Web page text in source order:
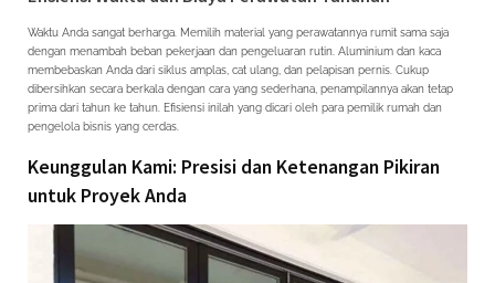
Waktu Anda sangat berharga. Memilih material yang perawatannya rumit sama saja
dengan menambah beban pekerjaan dan pengeluaran rutin. Aluminium dan kaca
membebaskan Anda dari siklus amplas, cat ulang, dan pelapisan pernis. Cukup
dibersihkan secara berkala dengan cara yang sederhana, penampilannya akan tetap
prima dari tahun ke tahun. Efisiensi inilah yang dicari oleh para pemilik rumah dan
pengelola bisnis yang cerdas.
Keunggulan Kami: Presisi dan Ketenangan Pikiran
untuk Proyek Anda